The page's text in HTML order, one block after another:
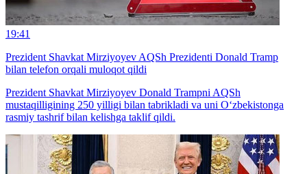
19:41
Prezident Shavkat Mirziyoyev AQSh Prezidenti Donald Tramp
bilan telefon orqali muloqot qildi
Prezident Shavkat Mirziyoyev Donald Trampni AQSh
mustaqilligining 250 yilligi bilan tabrikladi va uni O‘zbekistonga
rasmiy tashrif bilan kelishga taklif qildi.